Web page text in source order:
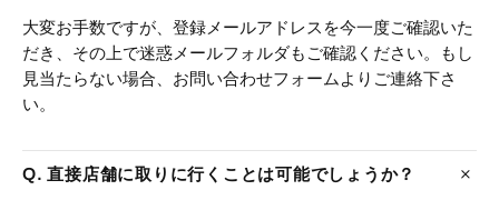
大変お手数ですが、登録メールアドレスを今一度ご確認いた
だき、その上で迷惑メールフォルダもご確認ください。もし
見当たらない場合、お問い合わせフォームよりご連絡下さ
い。
Q. 直接店舗に取りに行くことは可能でしょうか？